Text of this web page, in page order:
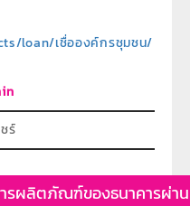
loan/เชื่อองค์กรชุมชน/
ร์
รผลิตภัณฑ์ของธนาคารผ่า